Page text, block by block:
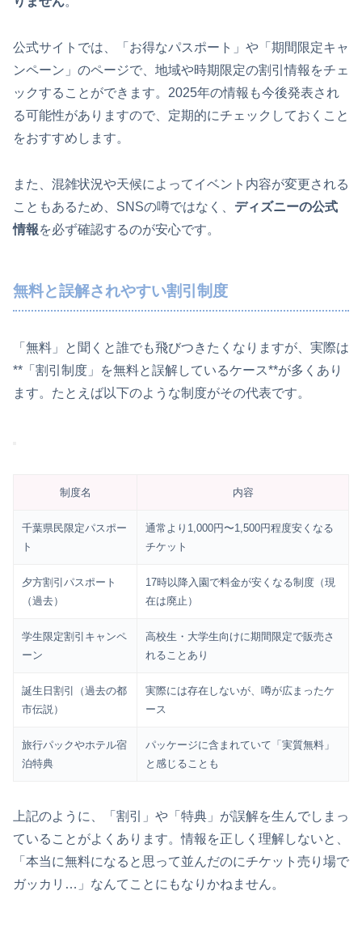
公式サイトでは、「お得なパスポート」や「期間限定キャ
ンペーン」のページで、地域や時期限定の割引情報をチェ
ックすることができます。2025年の情報も今後発表され
る可能性がありますので、定期的にチェックしておくこと
をおすすめします。
また、混雑状況や天候によってイベント内容が変更される
こともあるため、SNSの噂ではなく、 ディズニーの公式
情報を必ず確認するのが安心です。
無料と誤解されやすい割引制度
「無料」と聞くと誰でも飛びつきたくなりますが、実際は
**「割引制度」を無料と誤解しているケース**が多くあり
ます。たとえば以下のような制度がその代表です。
制度名 内容
千葉県民限定パスポー
ト
通常より1,000円〜1,500円程度安くなる
チケット
夕方割引パスポート
（過去）
17時以降入園で料金が安くなる制度（現
在は廃止）
学生限定割引キャンペ
ーン
高校生・大学生向けに期間限定で販売さ
れることあり
誕生日割引（過去の都
市伝説）
実際には存在しないが、噂が広まったケ
ース
旅行パックやホテル宿
泊特典
パッケージに含まれていて「実質無料」
と感じることも
上記のように、「割引」や「特典」が誤解を生んでしまっ
ていることがよくあります。情報を正しく理解しないと、
「本当に無料になると思って並んだのにチケット売り場で
ガッカリ…」なんてことにもなりかねません。